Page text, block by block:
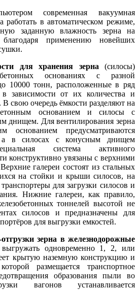
современная вакуумная
работать в автоматическом режиме,
заданную влажность зерна на
применению новейших
для хранения зерна (силосы)
основаниях с разной
10000 тонн, расположенные в ряд
зависимости от их количества и
свою очередь ёмкости разделяют на
основанием и силосы с
днищем. Для вентилирования зерна
предусматриваются
а в силосах с конусным днищем
система активного
конструктивно увязаны с верхними
галереи состоят из стальных
на стойки и крыши силосов, на
для загрузки силосов и
Нижние галереи, как правило,
тоннелей высотой не
силосов и предназначены для
для выгрузки емкостей.
зерна в железнодорожные
одновременно 1, 2, или
крытую наземную конструкцию и
размещается транспортное
образования пыли во
вагонов устанавливается